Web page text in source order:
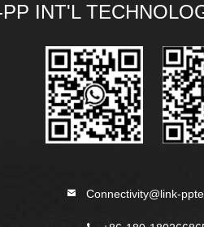
PP INT'L
Connectivity@link-